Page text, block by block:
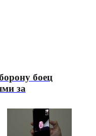
боец
за